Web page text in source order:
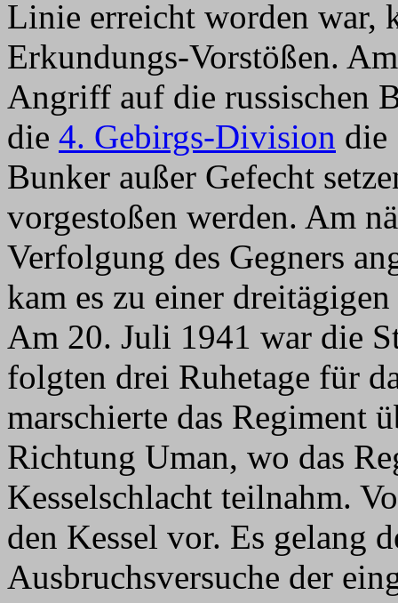
Linie erreicht worden war,
Erkundungs-Vorstößen.
Angriff auf die russischen
die 4. Gebirgs-Division die
Bunker außer Gefecht
vorgestoßen werden. Am
Verfolgung des Gegners
kam es zu einer
Am 20. Juli 1941 war die
folgten drei Ruhetage für
marschierte das Regiment
Richtung Uman, wo das
Kesselschlacht teilnahm.
den Kessel vor. Es gelang
Ausbruchsversuche der